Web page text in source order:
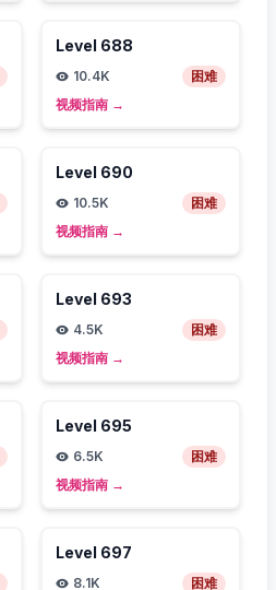
Level 688
10.4K
困难
视频指南 →
Level 690
10.5K
困难
视频指南 →
Level 693
4.5K
困难
视频指南 →
Level 695
6.5K
困难
视频指南 →
Level 697
8.1K
困难